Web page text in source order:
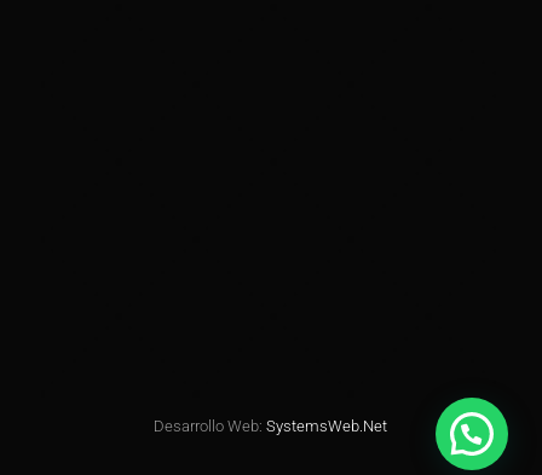
Desarrollo Web: SystemsWeb.Net